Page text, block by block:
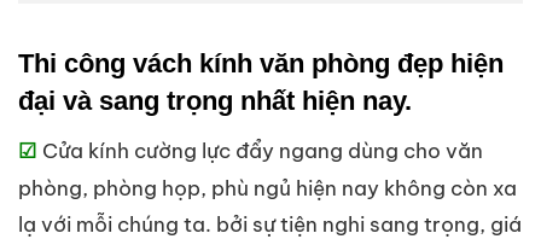
Thi công vách kính văn phòng đẹp hiện
đại và sang trọng nhất hiện nay.
☑ Cửa kính cường lực đẩy ngang dùng cho văn
phòng, phòng họp, phù ngủ hiện nay không còn xa
lạ với mỗi chúng ta. bởi sự tiện nghi sang trọng, giá